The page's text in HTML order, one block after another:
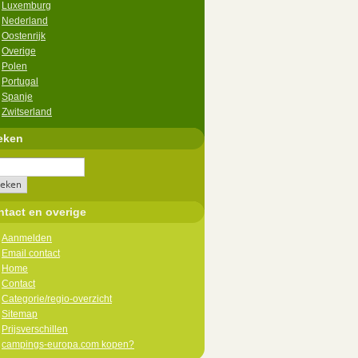
Luxemburg
Nederland
Oostenrijk
Overige
Polen
Portugal
Spanje
Zwitserland
en overige
Aanmelden
Email contact
Home
Contact
Categorie/regio-overzicht
Sitemap
Prijsverschillen
campings-europa.com kopen?